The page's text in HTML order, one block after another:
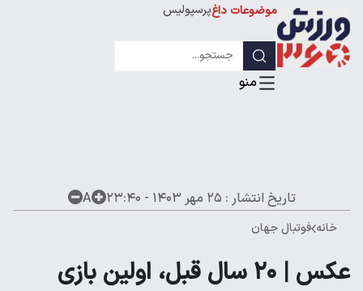
موضوعات داغپرسپولیس
لیگ قهرمانان
تاریخ انتشار : ۲۵ مهر ۱۴۰۳ - ۲۳:۴۰ A
خانه فوتبال جهان
عکس | ۲۰ سال قبل، اولین بازی